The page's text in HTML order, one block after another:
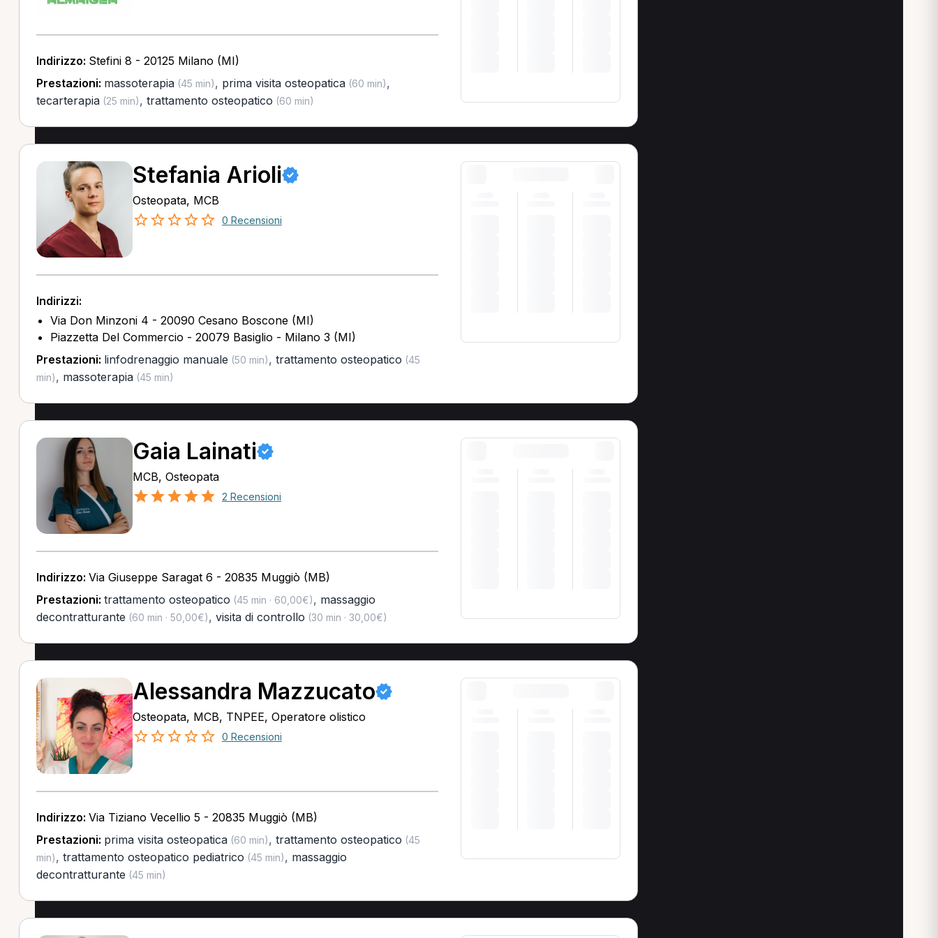
Indirizzo: Stefini 8 - 20125 Milano (MI)
Prestazioni: massoterapia(45 min), prima visita osteopatica(60 min),
tecarterapia(25 min), trattamento osteopatico (60 min)
Stefania Arioli
Osteopata, MCB
0 Recensioni
Indirizzi:
Via Don Minzoni 4 - 20090 Cesano Boscone (MI)
Piazzetta Del Commercio - 20079 Basiglio - Milano 3 (MI)
Prestazioni: linfodrenaggio manuale (50 min), trattamento osteopatico (45
min), massoterapia(45 min)
Gaia Lainati
MCB, Osteopata
2 Recensioni
Indirizzo: Via Giuseppe Saragat 6 - 20835 Muggiò (MB)
Prestazioni: trattamento osteopatico (45 min · 60,00€), massaggio
decontratturante (60 min · 50,00€), visita di controllo (30 min · 30,00€)
Alessandra Mazzucato
Osteopata, MCB, TNPEE, Operatore olistico
0 Recensioni
Indirizzo: Via Tiziano Vecellio 5 - 20835 Muggiò (MB)
Prestazioni: prima visita osteopatica(60 min), trattamento osteopatico (45
min), trattamento osteopatico pediatrico (45 min), massaggio
decontratturante (45 min)